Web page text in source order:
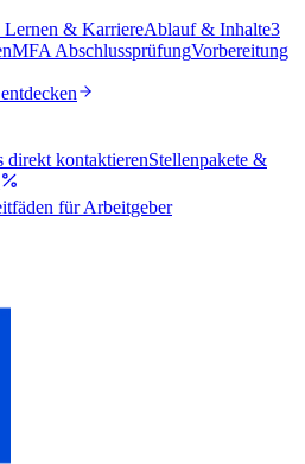
& KarriereAblauf & Inhalte3
MFA AbschlussprüfungVorbereitung
direkt kontaktierenStellenpakete &
für Arbeitgeber